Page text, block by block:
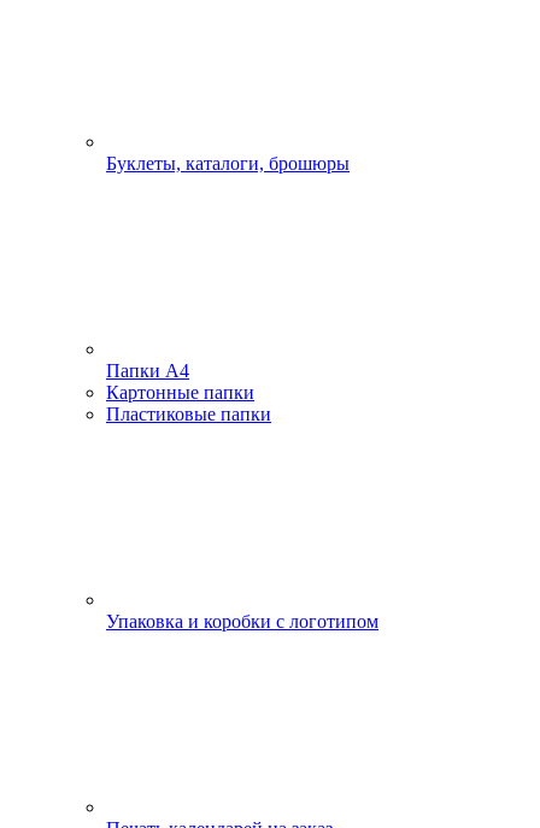
Буклеты, каталоги, брошюры
Папки А4
Картонные папки
Пластиковые папки
Упаковка и коробки с логотипом